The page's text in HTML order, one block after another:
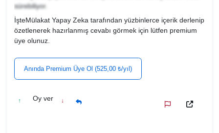
sürebiliyor.
İşteMülakat Yapay Zeka tarafından yüzbinlerce içerik derlenip
özetlenerek hazırlanmış cevabı görmek için lütfen premium
üye olunuz.
Anında Premium Üye Ol (525,00 ₺/yıl)
↑ Oy ver ↓